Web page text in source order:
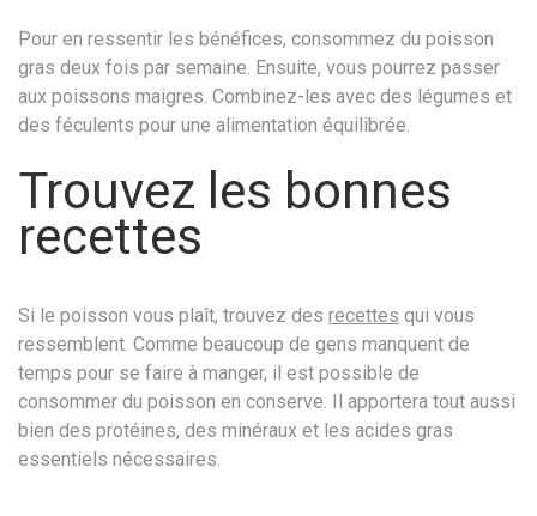
Pour en ressentir les bénéfices, consommez du poisson
gras deux fois par semaine. Ensuite, vous pourrez passer
aux poissons maigres. Combinez-les avec des légumes et
des féculents pour une alimentation équilibrée.
Trouvez les bonnes
recettes
Si le poisson vous plaît, trouvez des recettes qui vous
ressemblent. Comme beaucoup de gens manquent de
temps pour se faire à manger, il est possible de
consommer du poisson en conserve. Il apportera tout aussi
bien des protéines, des minéraux et les acides gras
essentiels nécessaires.